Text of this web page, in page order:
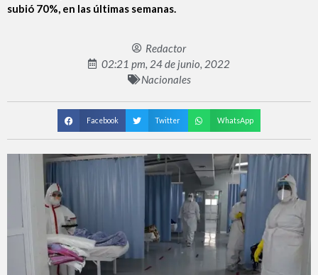
subió 70%, en las últimas semanas.
Redactor
02:21 pm, 24 de junio, 2022
Nacionales
Facebook Twitter WhatsApp